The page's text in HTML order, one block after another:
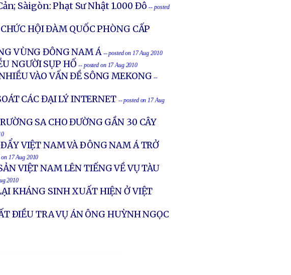
Sàigòn: Phạt Sư Nhật 1.000 Đô -- posted
HỘI ĐÀM QUỐC PHÒNG CẤP
VÙNG ĐÔNG NAM Á -- posted on 17 Aug 2010
NGƯỜI SỤP HỐ-- posted on 17 Aug 2010
VÀO VẤN ĐỀ SÔNG MEKONG --
CÁC ĐẠI LÝ INTERNET -- posted on 17 Aug
SA CHO ĐƯỜNG GẦN 30 CÂY
VIỆT NAM VÀ ÐÔNG NAM Á TRỞ
17 Aug 2010
VIỆT NAM LÊN TIẾNG VỀ VỤ TÀU
2010
KHÁNG SINH XUẤT HIỆN Ở VIỆT
ÐIỀU TRA VỤ ÁN ÔNG HUỲNH NGỌC